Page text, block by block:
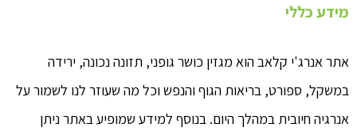
מידע כללי
אתר אנרג'י קלאב הוא מגזין כושר גופני, תזונה נכונה, ירידה
במשקל, ספורט, בריאות הגוף והנפש וכל מה שעוזר לנו לשמור על
אנרגיה חיובית במהלך היום. בנוסף למידע שמופיע באתר ניתן